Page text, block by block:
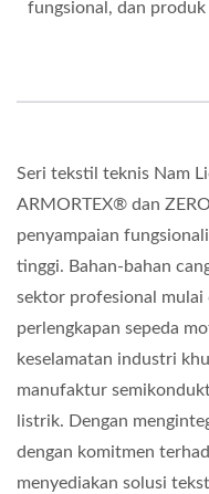
fungsional, dan
Seri tekstil teknis Nam
ARMORTEX® dan
penyampaian
tinggi. Bahan-bahan
sektor profesional
perlengkapan sepeda
keselamatan industri
manufaktur
listrik. Dengan
dengan komitmen
menyediakan solusi